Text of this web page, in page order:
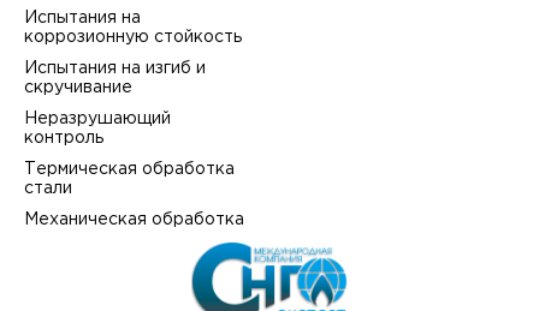
Испытания на
коррозионную стойкость
Испытания на изгиб и
скручивание
Неразрушающий
контроль
Термическая обработка
стали
Механическая обработка